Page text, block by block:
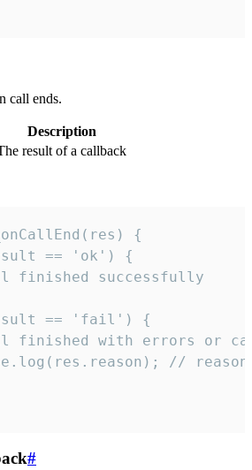
call ends.
Description
result of a callback
{
== 'ok') {
finished successfully
== 'fail') {
finished with errors or
//
#